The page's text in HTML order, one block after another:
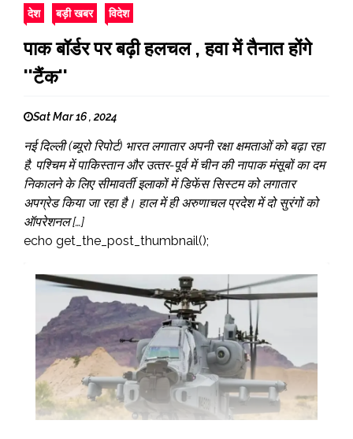
देश बड़ी खबर विदेश
पाक बॉर्डर पर बढ़ी हलचल , हवा में तैनात होंगे
''टैंक''
Sat Mar 16 , 2024
नई दिल्ली (ब्यूरो रिपोर्ट) भारत लगातार अपनी रक्षा क्षमताओं को बढ़ा रहा
है. पश्चिम में पाकिस्‍तान और उत्‍तर-पूर्व में चीन की नापाक मंसूबों का दम
निकालने के लिए सीमावर्ती इलाकों में डिफेंस सिस्‍टम को लगातार
अपग्रेड किया जा रहा है। हाल में ही अरुणाचल प्रदेश में दो सुरंगों को
ऑपरेशनल […]
echo get_the_post_thumbnail();